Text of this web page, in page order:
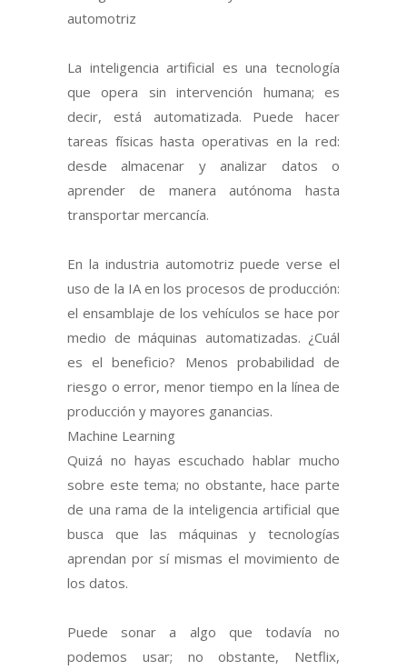
automotriz
La inteligencia artificial es una tecnología
que opera sin intervención humana; es
decir, está automatizada. Puede hacer
tareas físicas hasta operativas en la red:
desde almacenar y analizar datos o
aprender de manera autónoma hasta
transportar mercancía.
En la industria automotriz puede verse el
uso de la IA en los procesos de producción:
el ensamblaje de los vehículos se hace por
medio de máquinas automatizadas. ¿Cuál
es el beneficio? Menos probabilidad de
riesgo o error, menor tiempo en la línea de
producción y mayores ganancias.
Machine Learning
Quizá no hayas escuchado hablar mucho
sobre este tema; no obstante, hace parte
de una rama de la inteligencia artificial que
busca que las máquinas y tecnologías
aprendan por sí mismas el movimiento de
los datos.
Puede sonar a algo que todavía no
podemos usar; no obstante, Netflix,